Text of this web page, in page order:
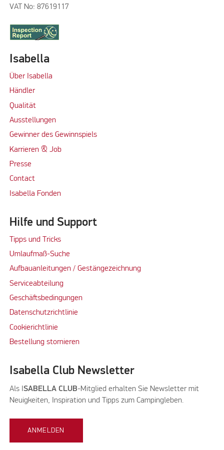
VAT No: 87619117
Isabella
Über Isabella
Händler
Qualität
Ausstellungen
Gewinner des Gewinnspiels
Karrieren & Job
Presse
Contact
Isabella Fonden
Hilfe und Support
Tipps und Tricks
Umlaufmaß-Suche
Aufbauanleitungen / Gestängezeichnung
Serviceabteilung
Geschäftsbedingungen
Datenschutzrichtlinie
Cookierichtlinie
Bestellung stornieren
Isabella Club Newsletter
Als ISABELLA CLUB-Mitglied erhalten Sie Newsletter mit
Neuigkeiten, Inspiration und Tipps zum Campingleben.
ANMELDEN